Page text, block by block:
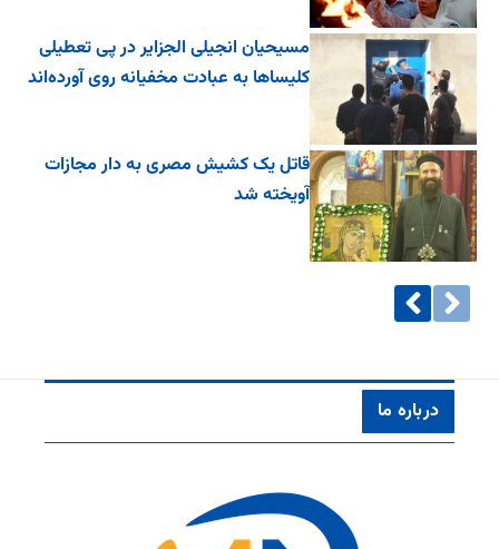
مسیحیان انجیلی الجزایر در پی تعطیلی
کلیساها به عبادت مخفیانه روی آورده‌اند
قاتل یک کشیش مصری به دار مجازات
آویخته شد
درباره ما